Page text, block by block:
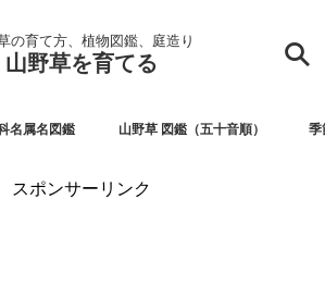
の育て方、植物図鑑、庭造り
山野草を育てる
名属名図鑑 山野草 図鑑（五十音順） 季
スポンサーリンク